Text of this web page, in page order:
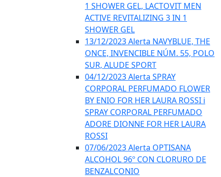
1 SHOWER GEL, LACTOVIT MEN
ACTIVE REVITALIZING 3 IN 1
SHOWER GEL
13/12/2023 Alerta NAVYBLUE, THE
ONCE, INVENCIBLE NÚM. 55, POLO
SUR, ALUDE SPORT
04/12/2023 Alerta SPRAY
CORPORAL PERFUMADO FLOWER
BY ENIO FOR HER LAURA ROSSI i
SPRAY CORPORAL PERFUMADO
ADORE DIONNE FOR HER LAURA
ROSSI
07/06/2023 Alerta OPTISANA
ALCOHOL 96º CON CLORURO DE
BENZALCONIO